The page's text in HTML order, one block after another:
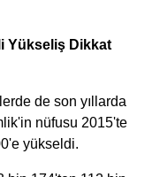
Yükseliş Dikkat
de son yıllarda
nüfusu 2015'te
yükseldi.